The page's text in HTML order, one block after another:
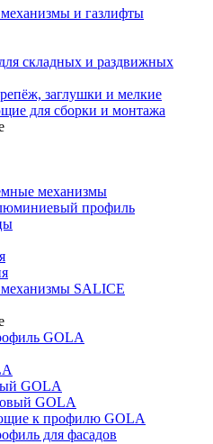
и газлифты
складных и раздвижных
заглушки и мелкие
для сборки и монтажа
механизмы
профиль
SALICE
GOLA
GOLA
GOLA
к профилю GOLA
для фасадов